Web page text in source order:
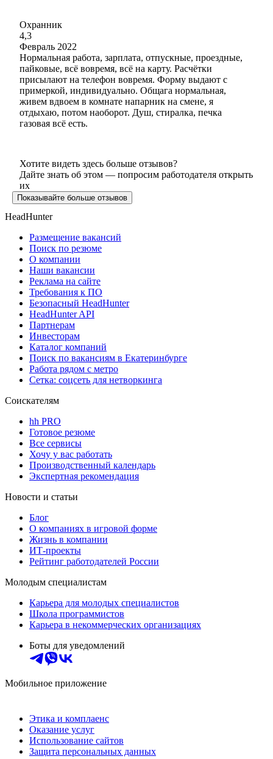
Охранник
4,3
Февраль 2022
Нормальная работа, зарплата, отпускные, проездные,
пайковые, всё вовремя, всё на карту. Расчётки
присылают на телефон вовремя. Форму выдают с
примеркой, индивидуально. Общага нормальная,
живем вдвоем в комнате напарник на смене, я
отдыхаю, потом наоборот. Душ, стиралка, печка
газовая всё есть.
Хотите видеть здесь больше отзывов?
Дайте знать об этом — попросим работодателя открыть
их
Показывайте больше отзывов
HeadHunter
Размещение вакансий
Поиск по резюме
О компании
Наши вакансии
Реклама на сайте
Требования к ПО
Безопасный HeadHunter
HeadHunter API
Партнерам
Инвесторам
Каталог компаний
Поиск по вакансиям в Екатеринбурге
Работа рядом с метро
Сетка: соцсеть для нетворкинга
Соискателям
hh PRO
Готовое резюме
Все сервисы
Хочу у вас работать
Производственный календарь
Экспертная рекомендация
Новости и статьи
Блог
О компаниях в игровой форме
Жизнь в компании
ИТ-проекты
Рейтинг работодателей России
Молодым специалистам
Карьера для молодых специалистов
Школа программистов
Карьера в некоммерческих организациях
Боты для уведомлений
Мобильное приложение
Этика и комплаенс
Оказание услуг
Использование сайтов
Защита персональных данных